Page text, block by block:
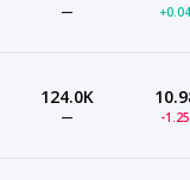
—
124.0K
— -